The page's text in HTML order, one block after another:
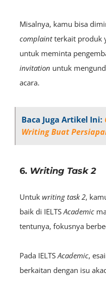
Misalnya, kamu bisa
complaintterkait produk
untuk meminta
invitation untuk
acara.
Baca Juga Artikel Ini:
Writing Buat
6. Writing Task 2
Untuk writingtask2,
baik di IELTSAcademic
tentunya, fokusnya
Pada IELTSAcademic,
berkaitan dengan isu